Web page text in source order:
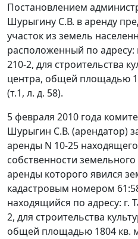
Постановлением
Шурыгину С.В. в аренду
участок из земель
расположенный по адресу:
210-2, для строительства
центра, общей площадью
(т.1, л. д. 58).
5 февраля 2010 года
Шурыгин С.В. (арендатор)
аренды N 10-25
собственности
аренды которого явился
кадастровым номером
находящийся по адресу: г.
2, для строительства
общей площадью 1804 кв. м